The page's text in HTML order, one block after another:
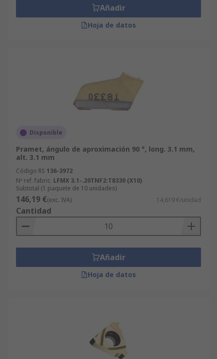
Añadir
Hoja de datos
Disponible
Pramet, ángulo de aproximación 90 °, long. 3.1 mm,
alt. 3.1 mm
Código RS 136-3972
Nº ref. fabric. LFMX 3.1-.20TNF2:T8330 (X10)
Subtotal (1 paquete de 10 unidades)
146,19 €(exc. IVA) 14,619 €/unidad
Cantidad
Añadir
Hoja de datos